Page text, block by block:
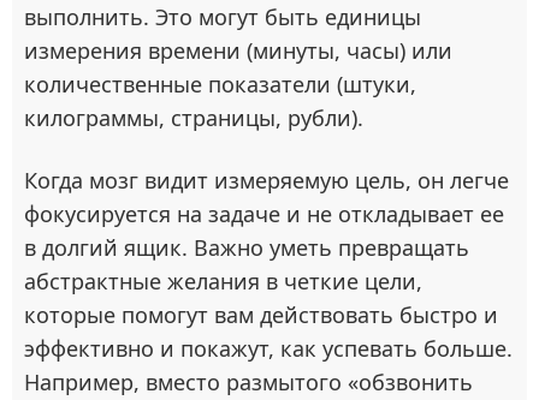
выполнить. Это могут быть единицы
измерения времени (минуты, часы) или
количественные показатели (штуки,
килограммы, страницы, рубли).
Когда мозг видит измеряемую цель, он легче
фокусируется на задаче и не откладывает ее
в долгий ящик. Важно уметь превращать
абстрактные желания в четкие цели,
которые помогут вам действовать быстро и
эффективно и покажут, как успевать больше.
Например, вместо размытого «обзвонить